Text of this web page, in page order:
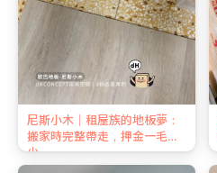
尼斯小木｜租屋族的地板夢：
搬家時完整帶走，押金一毛不
少